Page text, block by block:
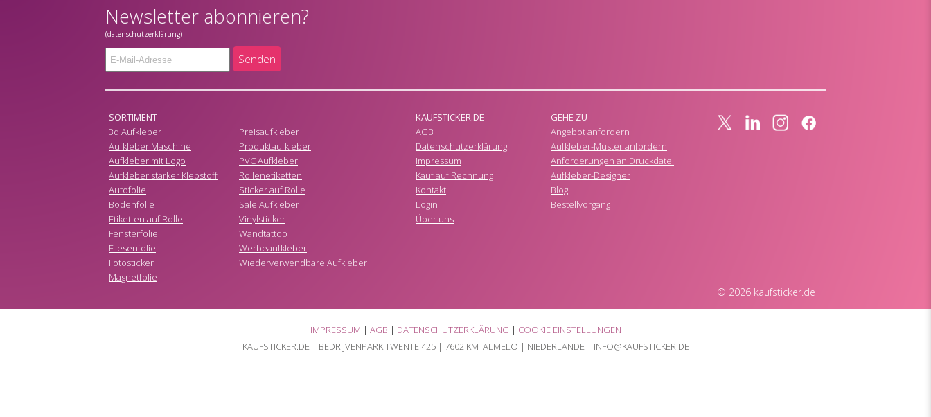
Newsletter abonnieren?
(datenschutzerklärung)
Senden
SORTIMENT
3d Aufkleber
Aufkleber Maschine
Aufkleber mit Logo
Aufkleber starker Klebstoff
Autofolie
Bodenfolie
Etiketten auf Rolle
Fensterfolie
Fliesenfolie
Fotosticker
Magnetfolie
Preisaufkleber
Produktaufkleber
PVC Aufkleber
Rollenetiketten
Sticker auf Rolle
Sale Aufkleber
Vinylsticker
Wandtattoo
Werbeaufkleber
Wiederverwendbare Aufkleber
KAUFSTICKER.DE
AGB
Datenschutzerklärung
Impressum
Kauf auf Rechnung
Kontakt
Login
Über uns
GEHE ZU
Angebot anfordern
Aufkleber-Muster anfordern
Anforderungen an Druckdatei
Aufkleber-Designer
Blog
Bestellvorgang
© 2026 kaufsticker.de
IMPRESSUM | AGB | DATENSCHUTZERKLÄRUNG | COOKIE EINSTELLUNGEN
KAUFSTICKER.DE | BEDRIJVENPARK TWENTE 425| 7602 KM ALMELO | NIEDERLANDE | INFO@KAUFSTICKER.DE